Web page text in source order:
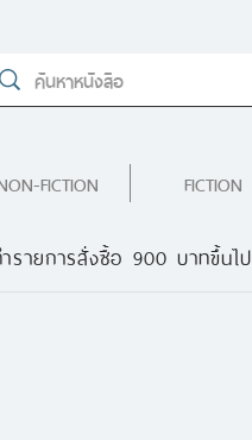
FICTION FICTION
รายการสั่งซื้อ 900 บาทขึ้นไป